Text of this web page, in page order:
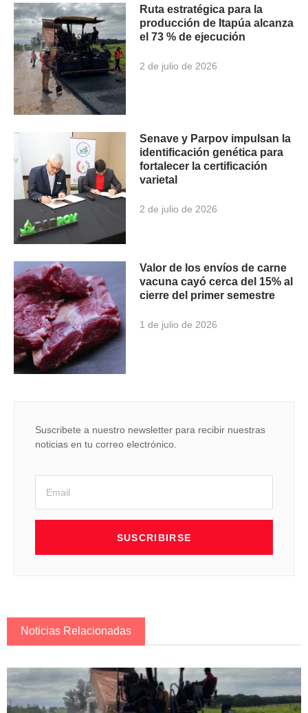
Ruta estratégica para la
producción de Itapúa alcanza
el 73 % de ejecución
2 de julio de 2026
Senave y Parpov impulsan la
identificación genética para
fortalecer la certificación
varietal
2 de julio de 2026
Valor de los envíos de carne
vacuna cayó cerca del 15% al
cierre del primer semestre
1 de julio de 2026
Suscribete a nuestro newsletter para recibir nuestras
noticias en tu correo electrónico.
SUSCRIBIRSE
Noticias Relacionadas